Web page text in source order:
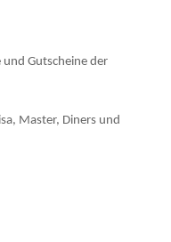
Gutscheine der
Master, Diners und